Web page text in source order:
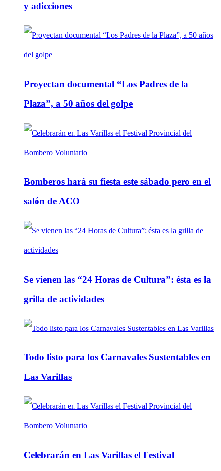
y adicciones
Proyectan documental “Los Padres de la
Plaza”, a 50 años del golpe
Bomberos hará su fiesta este sábado pero en el
salón de ACO
Se vienen las “24 Horas de Cultura”: ésta es la
grilla de actividades
Todo listo para los Carnavales Sustentables en
Las Varillas
Celebrarán en Las Varillas el Festival